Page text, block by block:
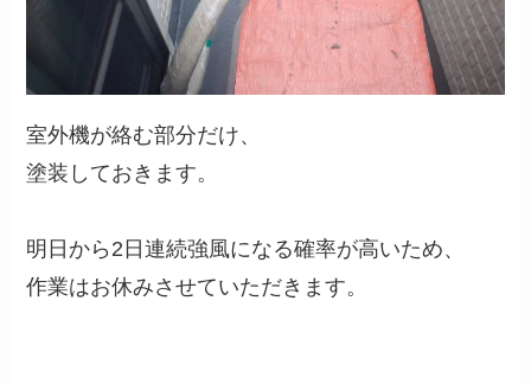
室外機が絡む部分だけ、
塗装しておきます。
明日から2日連続強風になる確率が高いため、
作業はお休みさせていただきます。